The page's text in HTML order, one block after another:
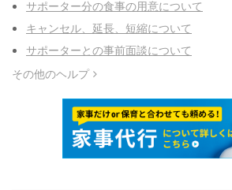
サポーター分の食事の用意について
キャンセル、延長、短縮について
サポーターとの事前面談について
その他のヘルプ